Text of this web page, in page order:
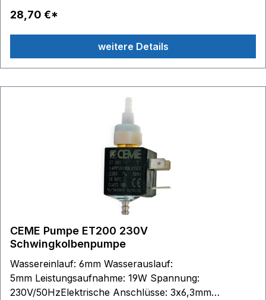
28,70 €*
weitere Details
CEME Pumpe ET200 230V
Schwingkolbenpumpe
Wassereinlauf: 6mm Wasserauslauf:
5mm Leistungsaufnahme: 19W Spannung:
230V/50HzElektrische Anschlüsse: 3x6,3mm